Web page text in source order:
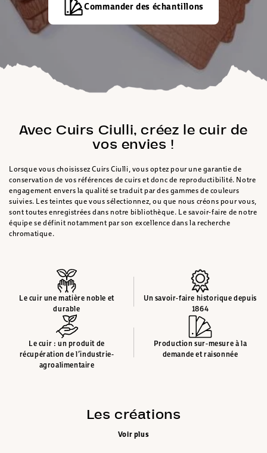
Commander des échantillons
Avec Cuirs Ciulli, créez le cuir de
vos envies !
Lorsque vous choisissez Cuirs Ciulli, vous optez pour une garantie de
conservation de vos références de cuirs et donc de reproductibilité. Notre
engagement envers la qualité se traduit par des gammes de couleurs
suivies. Les teintes que vous sélectionnez, ou que nous créons pour vous,
sont toutes enregistrées dans notre bibliothèque. Le savoir-faire de notre
équipe se définit notamment par son excellence dans la recherche
chromatique.
Le cuir une matière noble et
durable
Un savoir-faire historique depuis
1864
Le cuir : un produit de
récupération de l’industrie-
agroalimentaire
Production sur-mesure à la
demande et raisonnée
Les créations
Voir plus